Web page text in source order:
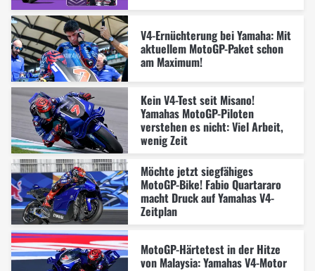
V4-Ernüchterung bei Yamaha: Mit
aktuellem MotoGP-Paket schon
am Maximum!
Kein V4-Test seit Misano!
Yamahas MotoGP-Piloten
verstehen es nicht: Viel Arbeit,
wenig Zeit
Möchte jetzt siegfähiges
MotoGP-Bike! Fabio Quartararo
macht Druck auf Yamahas V4-
Zeitplan
MotoGP-Härtetest in der Hitze
von Malaysia: Yamahas V4-Motor